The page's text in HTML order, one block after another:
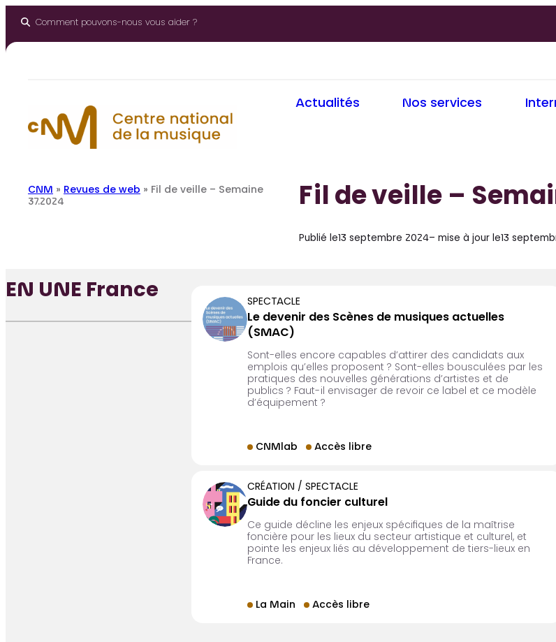
Comment pouvons-nous vous aider ?
Actualités Nos services
CNM » Revues de web » Fil de veille – Semaine
37.2024
Fil de veille –
Publié le13 septembre 2024– mise à jour le13
EN UNE France
SPECTACLE
Le devenir des Scènes de musiques actuelles
(SMAC)
Sont-elles encore capables d’attirer des candidats aux
emplois qu’elles proposent ? Sont-elles bousculées par les
pratiques des nouvelles générations d’artistes et de
publics ? Faut-il envisager de revoir ce label et ce modèle
d’équipement ?
CNMlab Accès libre
CRÉATION / SPECTACLE
Guide du foncier culturel
Ce guide décline les enjeux spécifiques de la maîtrise
foncière pour les lieux du secteur artistique et culturel, et
pointe les enjeux liés au développement de tiers-lieux en
France.
La Main Accès libre